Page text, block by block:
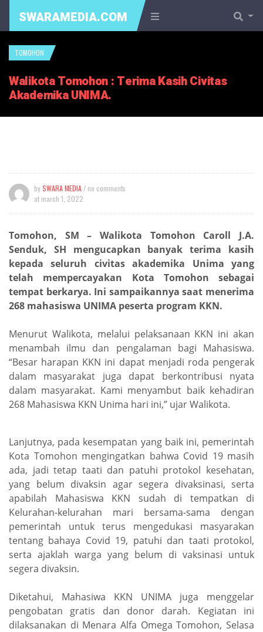
SWARAMEDIA.COM
TOMOHON
Walikota Tomohon : Terima Kasih Civitas
Akademika UNIMA.
bySWARA MEDIA / no comments
at march 1, 2022
Tomohon, SM – Walikota Tomohon Caroll J.A.
Senduk, SH mengucapkan banyak terima kasih
kepada seluruh civitas akademika Unima yang
telah mempercayakan Kota Tomohon sebagai
tempat berkarya. Ini sampaikannya saat menerima
268 mahasiswa UNIMA peserta program KKN.
Menurut Walikota, melalui pelaksanaan KKN ini akan
menambah ilmu dan pengalaman bagi Mahasiswa.
“Besar harapan KKN ini dapat menjadi roda pengerak
dalam masyarakat juga dapat berkontribusi nyata
dalam masyarakat. Kami menyambut baik kehadiran
268 Mahasiswa KKN Unima hari ini,” ujar Walikota.
Lanjutnya, pada kesempatan yang baik ini, pemerintah
Kota Tomohon mengingatkan bahwa Covid 19 masih
ada, jadi tetap taati dan patuhi protokol kesehatan,
yang belum divaksin agar segera divaksinasi, serta
apabilah Mahasiswa KKN sudah di tempatkan di
Kelurahan-kelurahan mari bersama-sama dengan
pemerintah untuk terus mengedukasi masyarakan
tentang bahaya Covid 19, patuhi dan taati protokol,
serta ajaklah warga yang belum di vaksinasi untuk
segera divaksin.
Diketahui, Mahasiwa KKN UNIMA juga menggelar
pengobatan gratis dan donor darah. Kegiatan ini
dilaksanakan di Menara Alfa Omega Tomohon, Selasa